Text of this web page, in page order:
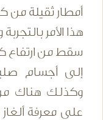
أمطار ثقيلة من
هذا الأمر
سقط من ارتفاع
إلى أجسام
وكذلك هناك
على معرفة